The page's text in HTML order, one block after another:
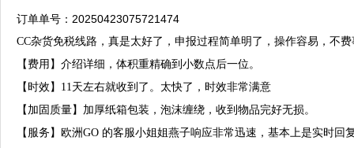
订单单号：20250423075721474
CC杂货免税线路，真是太好了，申报过程简单明了，操作容易，不费
【费用】介绍详细，体积重精确到小数点后一位。
【时效】11天左右就收到了。太快了，时效非常满意
【加固质量】加厚纸箱包装，泡沫缠绕，收到物品完好无损。
【服务】欧洲GO 的客服小姐姐燕子响应非常迅速，基本上是实时